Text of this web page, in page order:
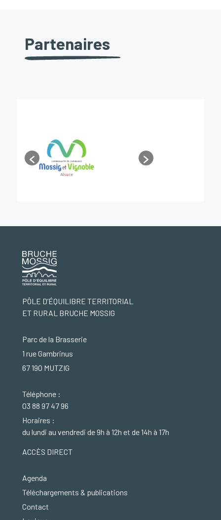
Partenaires
PÔLE D’ÉQUILIBRE TERRITORIAL
ET RURAL BRUCHE MOSSIG
Parc de la Brasserie
1 rue Gambrinus
67 190 MUTZIG
Téléphone :
03 88 97 47 96
Horaires :
du lundi au vendredi de 9h à 12h et de 14h à 17h
ACCÈS DIRECT
Agenda
Téléchargements & publications
Contact